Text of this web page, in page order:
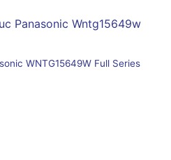
WNTG15649W Full Series